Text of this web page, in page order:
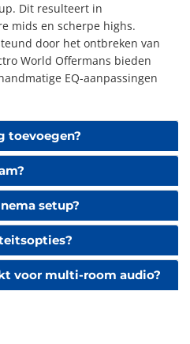
Dit resulteert in
mids en scherpe highs.
door het ontbreken van
World Offermans bieden
EQ-aanpassingen
toevoegen?
setup?
voor multi-room audio?